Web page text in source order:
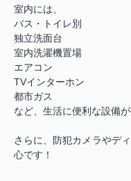
室内には、
バス・トイレ別
独立洗面台
室内洗濯機置場
エアコン
TVインターホン
都市ガス
など、生活に便利な設備が
さらに、防犯カメラやデ
心です！